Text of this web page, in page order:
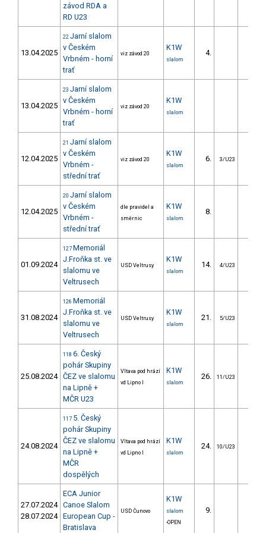
závod RDA a
RD U23
13.04.2025
22 Jarní slalom
v Českém
Vrbném - horní
trať
viz závod 20
K1W
slalom
4.
13.04.2025
23 Jarní slalom
v Českém
Vrbném - horní
trať
viz závod 20
K1W
slalom
12.04.2025
21 Jarní slalom
v Českém
Vrbném -
střední trať
viz závod 20
K1W
slalom
6. 3/U23
12.04.2025
20 Jarní slalom
v Českém
Vrbném -
střední trať
dle pravidel a
směrnic
K1W
slalom
8.
01.09.2024
127 Memoriál
J.Froňka st. ve
slalomu ve
Veltrusech
USD Veltrusy
K1W
slalom
14. 4/U23
31.08.2024
126 Memoriál
J.Froňka st. ve
slalomu ve
Veltrusech
USD Veltrusy
K1W
slalom
21. 5/U23
25.08.2024
118 6. Český
pohár Skupiny
ČEZ ve slalomu
na Lipně +
MČR U23
Vltava pod hrází
vd Lipno I
K1W
slalom
26. 11/U23
24.08.2024
117 5. Český
pohár Skupiny
ČEZ ve slalomu
na Lipně +
MČR
dospělých
Vltava pod hrází
vd Lipno I
K1W
slalom
24. 10/U23
27.07.2024
28.07.2024
ECA Junior
Canoe Slalom
European Cup -
Bratislava
USD Čunovo
K1W
slalom
-OPEN
9.